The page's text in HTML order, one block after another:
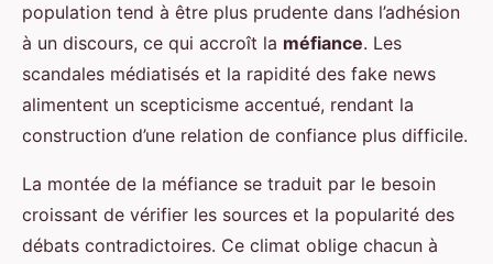
population tend à être plus prudente dans l’adhésion
à un discours, ce qui accroît la méfiance. Les
scandales médiatisés et la rapidité des fake news
alimentent un scepticisme accentué, rendant la
construction d’une relation de confiance plus difficile.
La montée de la méfiance se traduit par le besoin
croissant de vérifier les sources et la popularité des
débats contradictoires. Ce climat oblige chacun à